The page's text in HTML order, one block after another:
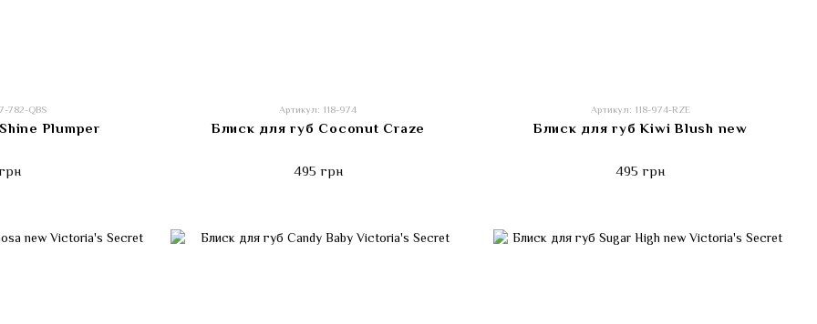
782-QBS
Plumper
Артикул: 118-974
Блиск для губ Coconut Craze
495 грн
Артикул: 118-974-RZE
Блиск для губ Kiwi Blush new
495 грн